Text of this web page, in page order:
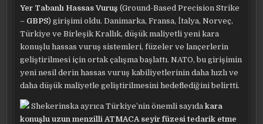
Yer Tabanlı Hassas Vuruş (Ground-Based Precision Strike
– GBPS) girişimi oldu. Danimarka, Fransa, İtalya, Norveç,
Türkiye ve Birleşik Krallık, düşük maliyetli yeni kara
konuşlu hassas vuruş sistemleri, füzeler ve lançerlerin
geliştirilmesi için ortak çalışma başlattı. NATO, bu girişimin
yeni nesil derin hassas vuruş kabiliyetlerinin daha hızlı ve
daha düşük maliyetle geliştirilmesini hedeflediğini belirtti.
Shekerinska ayrıca Türkiye’nin önemli sayıdakara
konuşlu uzun menzilli ATMACA seyir füzesi tedarik etme